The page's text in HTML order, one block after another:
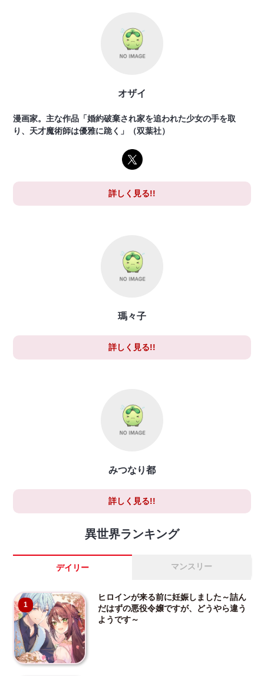
オザイ
漫画家。主な作品「婚約破棄され家を追われた少女の手を取
り、天才魔術師は優雅に跪く」（双葉社）
詳しく見る!!
瑪々子
詳しく見る!!
みつなり都
詳しく見る!!
異世界ランキング
デイリー マンスリー
1
ヒロインが来る前に妊娠しました～詰ん
だはずの悪役令嬢ですが、どうやら違う
ようです～